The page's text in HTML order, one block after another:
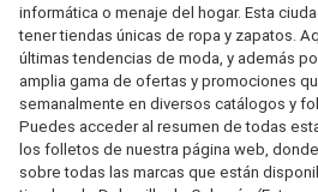
informática o menaje del hogar. Esta
tener tiendas únicas de ropa y zapatos.
últimas tendencias de moda, y además
amplia gama de ofertas y promociones
semanalmente en diversos catálogos y
Puedes acceder al resumen de todas
los folletos de nuestra página web,
sobre todas las marcas que están